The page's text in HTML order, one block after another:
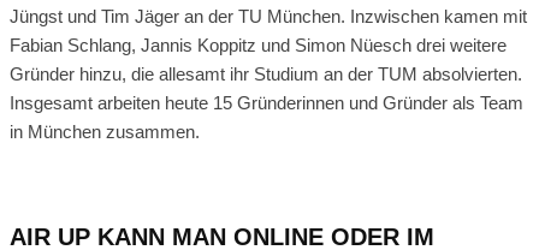
Jüngst und Tim Jäger an der TU München. Inzwischen kamen mit
Fabian Schlang, Jannis Koppitz und Simon Nüesch drei weitere
Gründer hinzu, die allesamt ihr Studium an der TUM absolvierten.
Insgesamt arbeiten heute 15 Gründerinnen und Gründer als Team
in München zusammen.
AIR UP KANN MAN ONLINE ODER IM